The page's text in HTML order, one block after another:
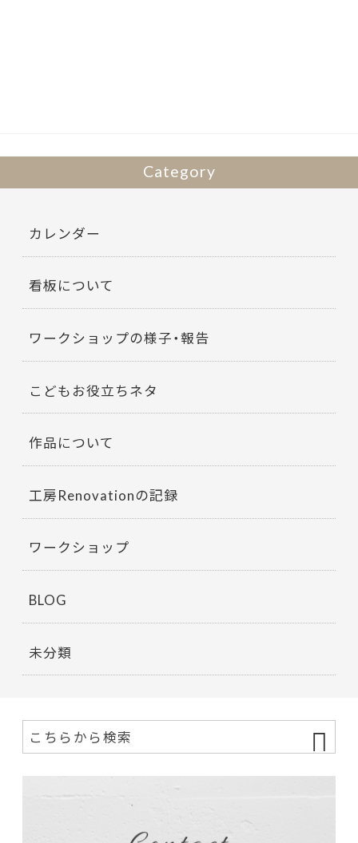
Category
カレンダー
看板について
ワークショップの様子・報告
こどもお役立ちネタ
作品について
工房Renovationの記録
ワークショップ
BLOG
未分類